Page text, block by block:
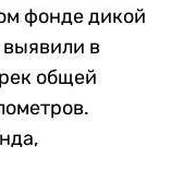
фонде дикой
выявили в
общей